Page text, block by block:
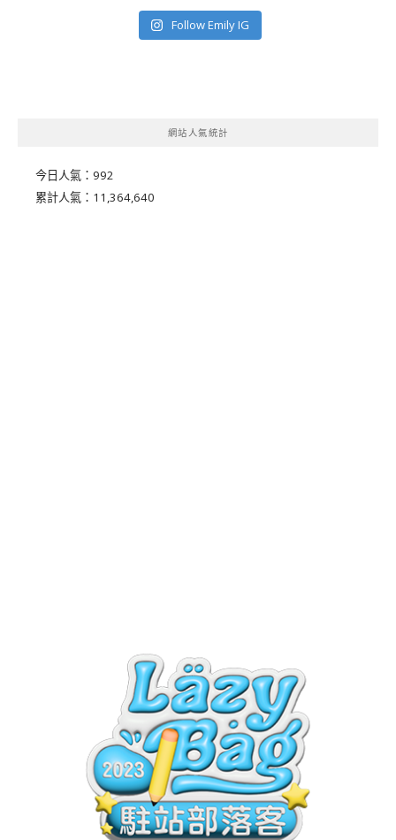
Follow Emily IG
網站人氣統計
今日人氣： 992
累計人氣： 11,364,640